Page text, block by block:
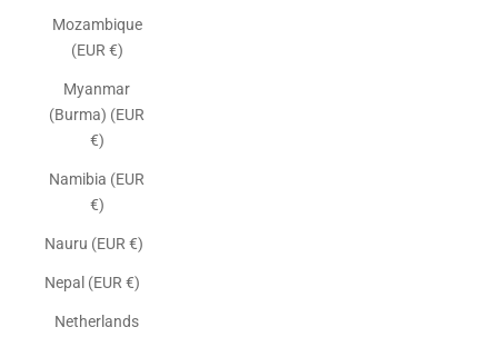
Mozambique
(EUR €)
Myanmar
(Burma) (EUR
€)
Namibia (EUR
€)
Nauru (EUR €)
Nepal (EUR €)
Netherlands